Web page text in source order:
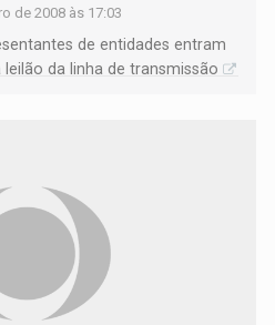
de 2008 às 17:03
de entidades entram
da linha de transmissão